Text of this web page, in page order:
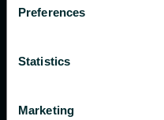
Preferences
Statistics
Marketing